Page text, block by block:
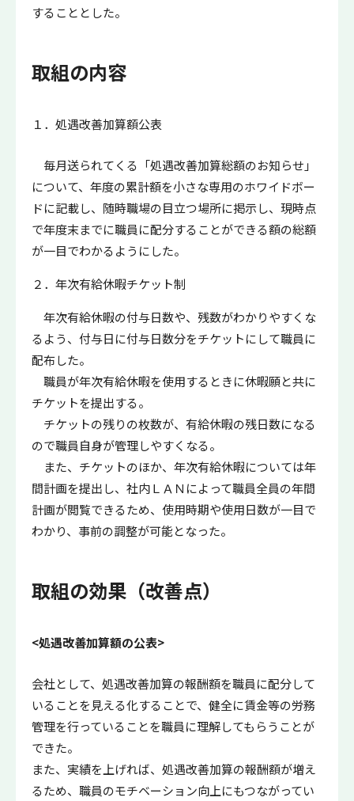
することとした。
取組の内容
１．処遇改善加算額公表
毎月送られてくる「処遇改善加算総額のお知らせ」
について、年度の累計額を小さな専用のホワイドボー
ドに記載し、随時職場の目立つ場所に掲示し、現時点
で年度末までに職員に配分することができる額の総額
が一目でわかるようにした。
２．年次有給休暇チケット制
年次有給休暇の付与日数や、残数がわかりやすくな
るよう、付与日に付与日数分をチケットにして職員に
配布した。
職員が年次有給休暇を使用するときに休暇願と共に
チケットを提出する。
チケットの残りの枚数が、有給休暇の残日数になる
ので職員自身が管理しやすくなる。
また、チケットのほか、年次有給休暇については年
間計画を提出し、社内ＬＡＮによって職員全員の年間
計画が閲覧できるため、使用時期や使用日数が一目で
わかり、事前の調整が可能となった。
取組の効果（改善点）
<処遇改善加算額の公表>
会社として、処遇改善加算の報酬額を職員に配分して
いることを見える化することで、健全に賃金等の労務
管理を行っていることを職員に理解してもらうことが
できた。
また、実績を上げれば、処遇改善加算の報酬額が増え
るため、職員のモチベーション向上にもつながってい